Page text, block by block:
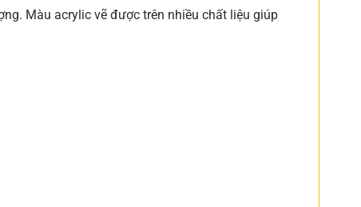
Màu acrylic vẽ được trên nhiều chất liệu giúp